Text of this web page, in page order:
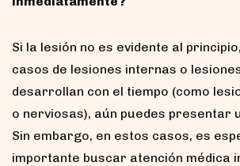
Si la lesión no es evidente al
casos de lesiones internas o
desarrollan con el tiempo (como
o nerviosas), aún puedes presentar
Sin embargo, en estos casos, es
importante buscar atención médica